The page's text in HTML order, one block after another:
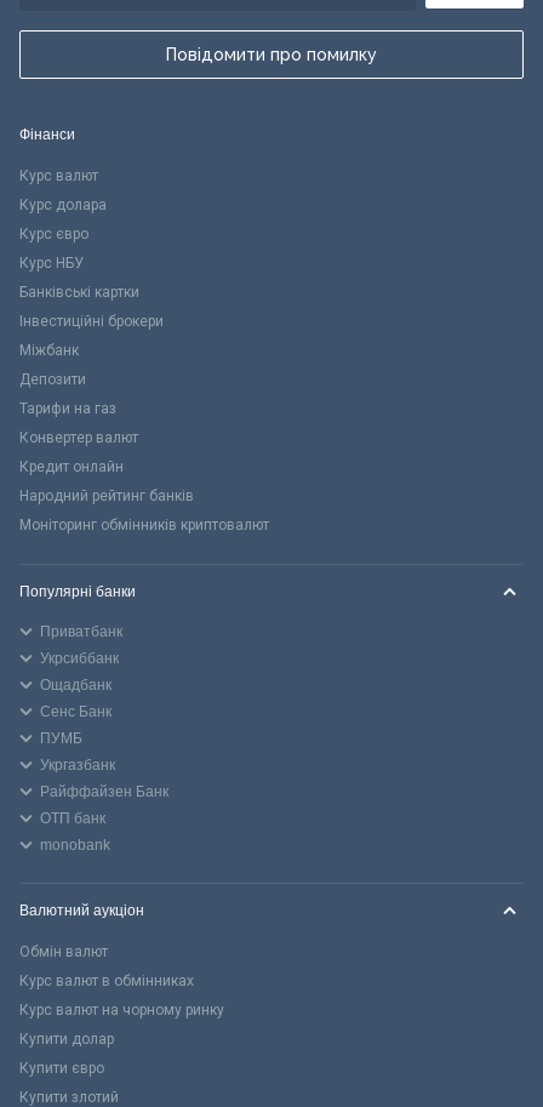
Повідомити про помилку
Фінанси
Курс валют
Курс долара
Курс євро
Курс НБУ
Банківські картки
Інвестиційні брокери
Міжбанк
Депозити
Тарифи на газ
Конвертер валют
Кредит онлайн
Народний рейтинг банків
Моніторинг обмінників криптовалют
Популярні банки
Приватбанк
Укрсиббанк
Ощадбанк
Сенс Банк
ПУМБ
Укргазбанк
Райффайзен Банк
ОТП банк
monobank
Валютний аукціон
Обмін валют
Курс валют в обмінниках
Курс валют на чорному ринку
Купити долар
Купити євро
Купити злотий